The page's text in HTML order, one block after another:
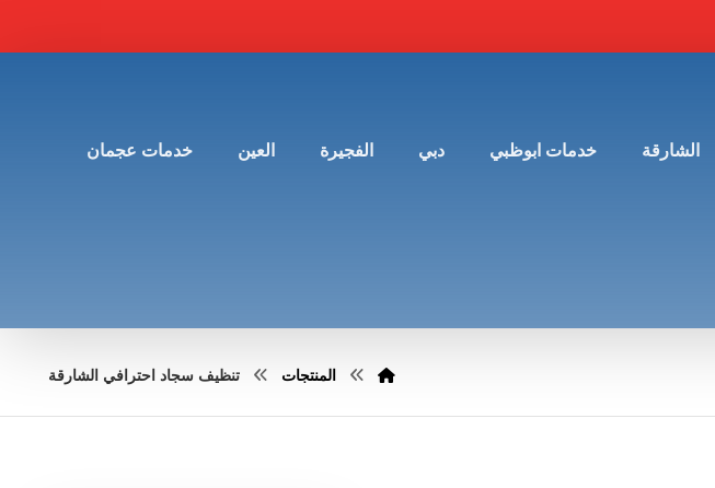
الشارقة خدمات ابوظبي دبي الفجيرة العين خدمات عجمان
المنتجات تنظيف سجاد احترافي الشارقة